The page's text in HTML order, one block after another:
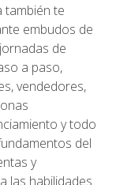
también te
embudos de
de
a paso,
vendedores,
y todo
del
y
las habilidades